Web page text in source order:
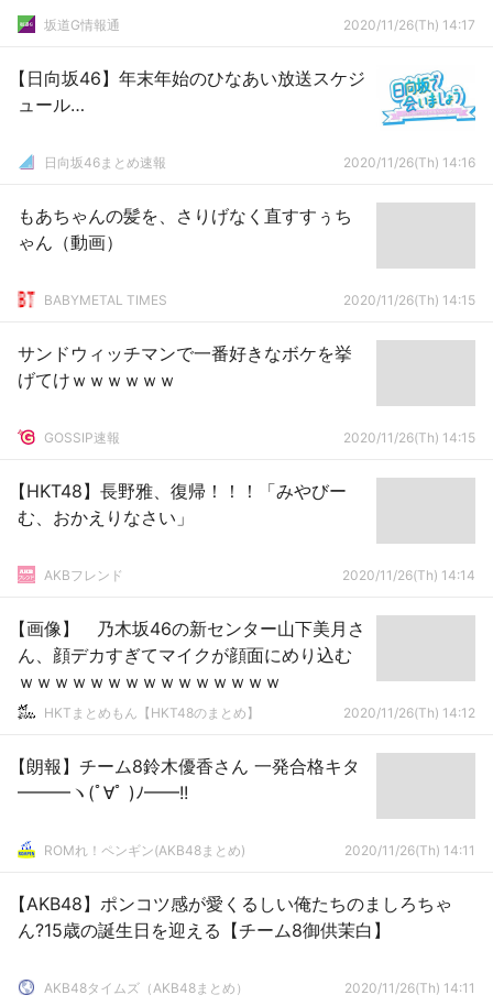
坂道G情報通 2020/11/26(Th) 14:17
【日向坂46】年末年始のひなあい放送スケジ
ュール…
日向坂46まとめ速報 2020/11/26(Th) 14:16
もあちゃんの髪を、さりげなく直すすぅち
ゃん（動画）
BABYMETAL TIMES 2020/11/26(Th) 14:15
サンドウィッチマンで一番好きなボケを挙
げてけｗｗｗｗｗｗ
GOSSIP速報 2020/11/26(Th) 14:15
【HKT48】長野雅、復帰！！！「みやびー
む、おかえりなさい」
AKBフレンド 2020/11/26(Th) 14:14
【画像】 乃木坂46の新センター山下美月さ
ん、顔デカすぎてマイクが顔面にめり込む
ｗｗｗｗｗｗｗｗｗｗｗｗｗｗｗ
HKTまとめもん【HKT48のまとめ】 2020/11/26(Th) 14:12
【朗報】チーム8鈴木優香さん 一発合格キタ
━━━ヽ(ﾟ∀ﾟ )ﾉ━━!!
ROMれ！ペンギン(AKB48まとめ) 2020/11/26(Th) 14:11
【AKB48】ポンコツ感が愛くるしい俺たちのましろちゃ
ん?15歳の誕生日を迎える【チーム8御供茉白】
AKB48タイムズ（AKB48まとめ） 2020/11/26(Th) 14:11